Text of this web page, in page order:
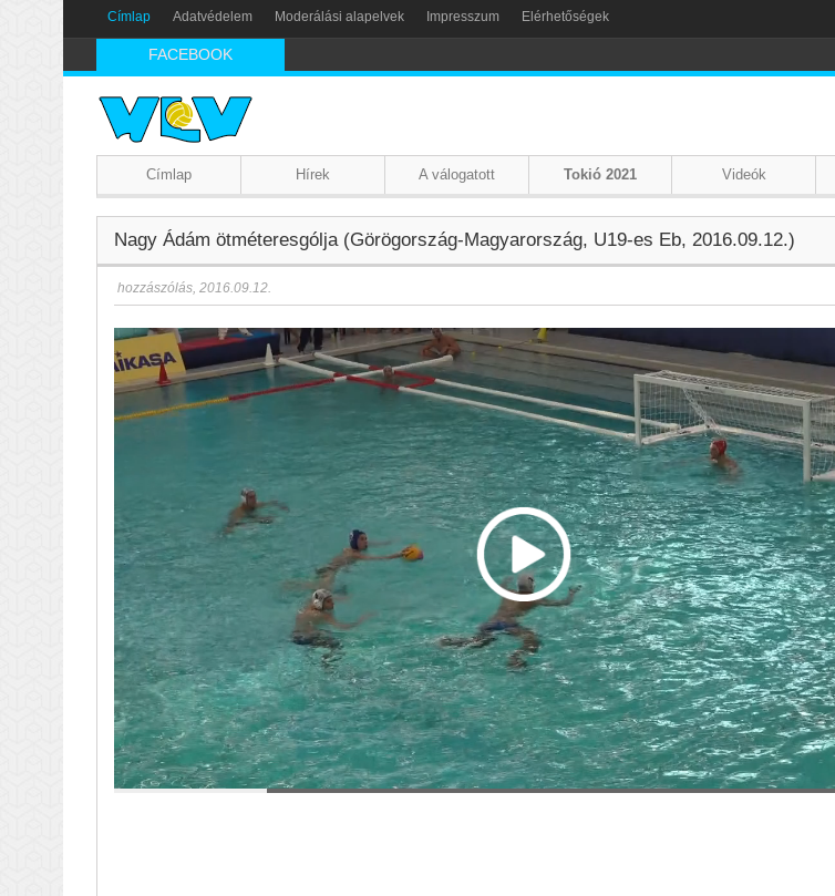
Címlap Adatvédelem Moderálási alapelvek Impresszum Elérhetőségek
FACEBOOK
Címlap Hírek A válogatott Tokió 2021 Videók
Nagy Ádám ötméteresgólja (Görögország-Magyarország, U19-es Eb, 2016.09.12.)
hozzászólás, 2016.09.12.